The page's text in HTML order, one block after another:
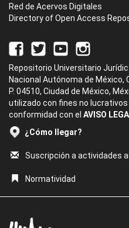
Red de Acervos Digitales
Directory of Open Access
Repositorio Universitario
Nacional Autónoma de México,
P. 04510, Ciudad de México,
utilizado con fines no
conformidad con el AVISO
¿Cómo llegar?
Suscripción a actividades
Normatividad